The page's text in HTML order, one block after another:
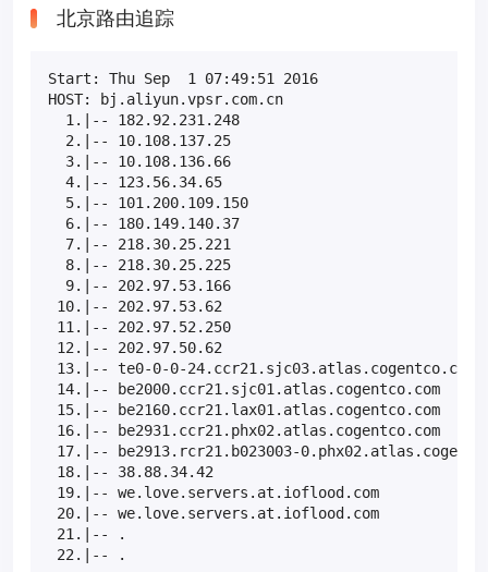
北京路由追踪
Start: Thu Sep  1 07:49:51 2016
HOST: bj.aliyun.vpsr.com.cn
1.|-- 182.92.231.248
2.|-- 10.108.137.25
3.|-- 10.108.136.66
4.|-- 123.56.34.65
5.|-- 101.200.109.150
6.|-- 180.149.140.37
7.|-- 218.30.25.221
8.|-- 218.30.25.225
9.|-- 202.97.53.166
10.|-- 202.97.53.62
11.|-- 202.97.52.250
12.|-- 202.97.50.62
13.|-- te0-0-0-
14.|-- be2000.ccr21.sjc01.atlas.cogentco.com
15.|-- be2160.ccr21.lax01.atlas.cogentco.com
16.|-- be2931.ccr21.phx02.atlas.cogentco.com
17.|-- be2913.rcr21.b023003-
18.|-- 38.88.34.42
19.|-- we.love.servers.at.ioflood.com
20.|-- we.love.servers.at.ioflood.com
21.|-- .
22.|-- .